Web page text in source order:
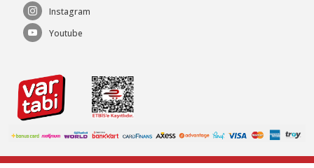
Instagram
Youtube